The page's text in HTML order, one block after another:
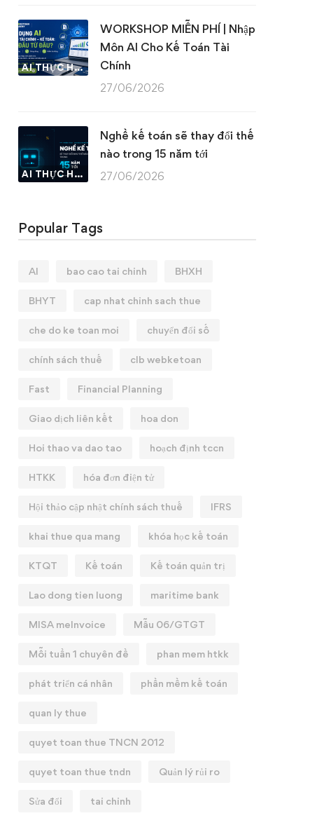
AI THỰC HÀNH
WORKSHOP MIỄN PHÍ | Nhập
Môn AI Cho Kế Toán Tài
Chính
27/06/2026
AI THỰC HÀNH
Nghề kế toán sẽ thay đổi thế
nào trong 15 năm tới
27/06/2026
Popular Tags
AI bao cao tai chinh BHXH
BHYT cap nhat chinh sach thue
che do ke toan moi chuyển đổi số
chính sách thuế clb webketoan
Fast Financial Planning
Giao dịch liên kết hoa don
Hoi thao va dao tao hoạch định tccn
HTKK hóa đơn điện tử
Hội thảo cập nhật chính sách thuế IFRS
khai thue qua mang khóa học kế toán
KTQT Kế toán Kế toán quản trị
Lao dong tien luong maritime bank
MISA meInvoice Mẫu 06/GTGT
Mỗi tuần 1 chuyên đề phan mem htkk
phát triển cá nhân phần mềm kế toán
quan ly thue
quyet toan thue TNCN 2012
quyet toan thue tndn Quản lý rủi ro
Sửa đổi tai chinh